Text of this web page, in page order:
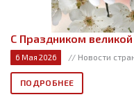
С Праздником
6 Мая 2026 // Новости
ПОДРОБНЕЕ